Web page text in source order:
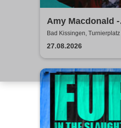
Amy Macdonald -
Sommershows
Bad Kissingen,
27.08.2026